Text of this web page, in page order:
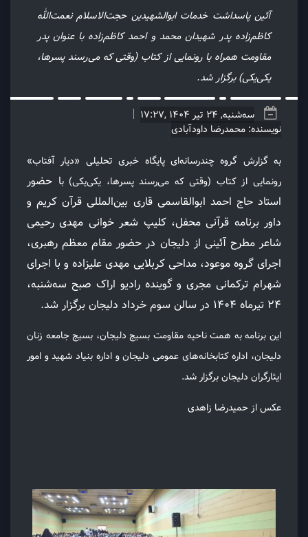
آئین پاسداشت خدمات ابوالشهیدین حجت‌الاسلام نعمت‌الله
کاظم‌زاده پدر شهیدان محمد و احمد کاظم‌زاده با عنوان پدر
مقاومت همراه با رونمایی از کتاب (وقتی که می‌رسند پسرها،
یکی‌یکی) برگزار شد.
سه‌شنبه, 24 تیر 1404 ,17:27
نویسنده: محمدرضا داودآبادی
به گزارش گروه چندرسانه‌ای پایگاه خبری تحلیلی «دیار آفتاب»
رونمایی از کتاب (وقتی که می‌رسند پسرها، یکی‌یکی) با حضور
استاد حاج احمد ابوالقاسمی قاری بین‌المللی قرآن کریم و
داور برنامه قرآنی محفل، کلیپ شعر خوانی مهدی رحیمی
شاعر مطرح آئینی از دلیجان در حضور مقام معظم رهبری،
اجرای گروه موعود، مداحی کربلایی مهدی علیزاده و با اجرای
شهرام ترکمانی مجری و گوینده رادیو اراک صبح سه‌شنبه،
۲۴ تیرماه ۱۴۰۴ در سالن سوم خرداد دلیجان برگزار شد.
این برنامه به همت ناحیه مقاومت بسیج دلیجان، بسیج جامعه زنان
دلیجان، اداره کتابخانه‌های عمومی دلیجان و اداره بنیاد شهید و امور
ایثارگران دلیجان برگزار شد.
عکس از حمیدرضا زاهدی